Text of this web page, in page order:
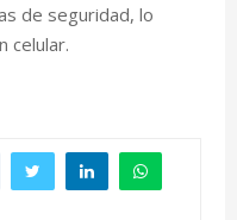
de seguridad, lo
celular.